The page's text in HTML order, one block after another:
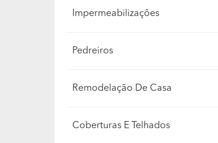
Impermeabilizações
Pedreiros
Remodelação De Casa
Coberturas E Telhados